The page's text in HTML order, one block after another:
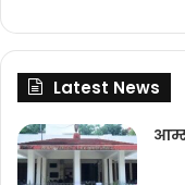
Latest News